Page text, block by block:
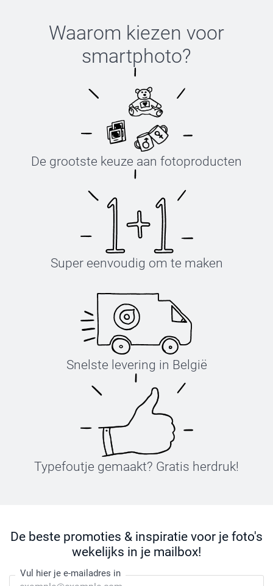
Waarom kiezen voor
smartphoto?
De grootste keuze aan fotoproducten
Super eenvoudig om te maken
Snelste levering in België
Typefoutje gemaakt? Gratis herdruk!
De beste promoties & inspiratie voor je foto's
wekelijks in je mailbox!
Vul hier je e-mailadres in